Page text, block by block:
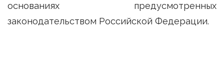
основаниях предусмотренных
законодательством Российской Федерации.